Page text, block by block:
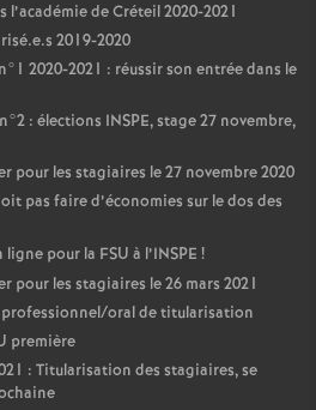
de Créteil 2020-2021
2019-2020
2020-2021 : réussir son entrée dans le
: élections INSPE, stage 27 novembre,
pour les stagiaires le 27 novembre 2020
pas faire d’économies sur le dos des
ligne pour la FSU à l’INSPE !
pour les stagiaires le 26 mars 2021
professionnel/oral de titularisation
première
: Titularisation des stagiaires, se